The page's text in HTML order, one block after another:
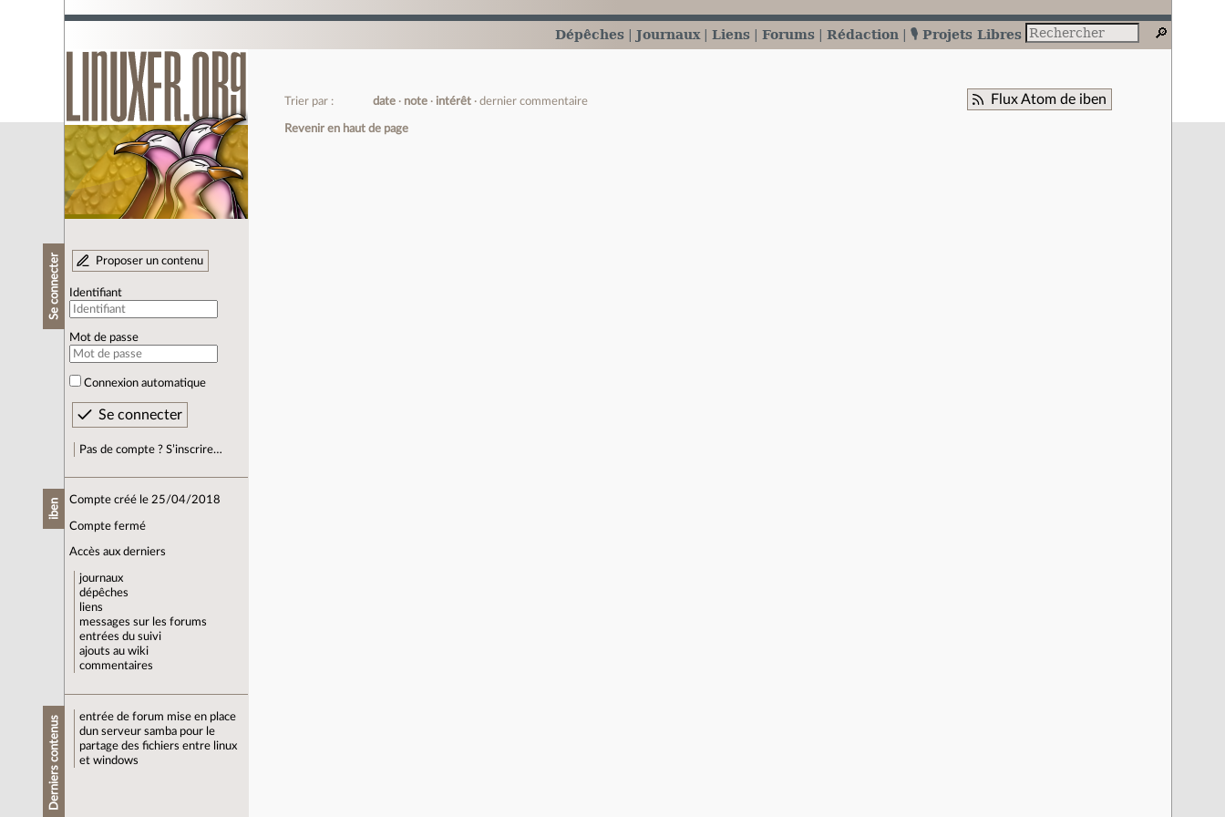
Dépêches Journaux Liens Forums Rédaction 🎙️ Projets Libres
Se connecter Proposer un contenu
Identifiant
Mot de passe
Connexion automatique
Pas de compte ? S’inscrire…
iben Compte créé le 25/04/2018
Compte fermé
Accès aux derniers
journaux
dépêches
liens
messages sur les forums
entrées du suivi
ajouts au wiki
commentaires
Derniers contenus entrée de forum mise en place
dun serveur samba pour le
partage des fichiers entre linux
et windows
Flux Atom de iben
Trier par : date note intérêt dernier commentaire
Revenir en haut de page